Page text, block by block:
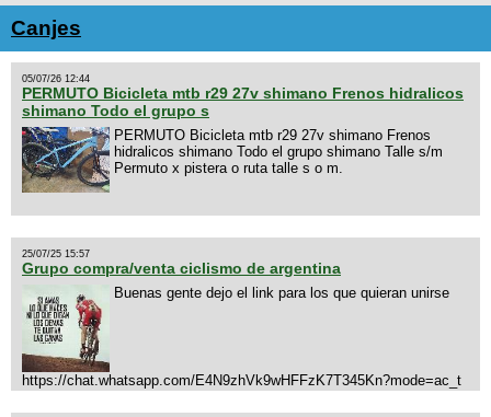
Canjes
05/07/26 12:44
PERMUTO Bicicleta mtb r29 27v shimano Frenos hidralicos
shimano Todo el grupo s
PERMUTO Bicicleta mtb r29 27v shimano Frenos
hidralicos shimano Todo el grupo shimano Talle s/m
Permuto x pistera o ruta talle s o m.
25/07/25 15:57
Grupo compra/venta ciclismo de argentina
Buenas gente dejo el link para los que quieran unirse
https://chat.whatsapp.com/E4N9zhVk9wHFFzK7T345Kn?mode=ac_t